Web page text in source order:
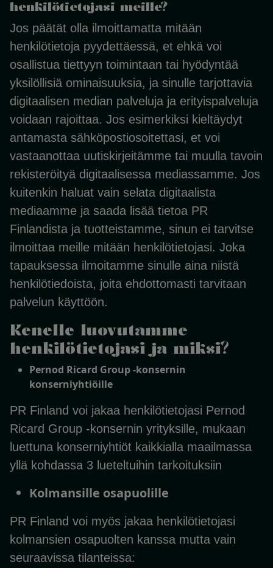
henkilötietojasi meille?
Jos päätät olla ilmoittamatta mitään
henkilötietoja pyydettäessä, et ehkä voi
osallistua tiettyyn toimintaan tai hyödyntää
yksilöllisiä ominaisuuksia, ja sinulle tarjottavia
digitaalisen median palveluja ja erityispalveluja
voidaan rajoittaa. Jos esimerkiksi kieltäydyt
antamasta sähköpostiosoitettasi, et voi
vastaanottaa uutiskirjeitämme tai muulla tavoin
rekisteröityä digitaalisessa mediassamme. Jos
kuitenkin haluat vain selata digitaalista
mediaamme ja saada lisää tietoa PR
Finlandista ja tuotteistamme, sinun ei tarvitse
ilmoittaa meille mitään henkilötietojasi. Joka
tapauksessa ilmoitamme sinulle aina niistä
henkilötiedoista, joita ehdottomasti tarvitaan
palvelun käyttöön.
Kenelle luovutamme
henkilötietojasi ja miksi?
Pernod Ricard Group -konsernin
konserniyhtiöille
PR Finland voi jakaa henkilötietojasi Pernod
Ricard Group -konsernin yrityksille, mukaan
luettuna konserniyhtiöt kaikkialla maailmassa
yllä kohdassa 3 lueteltuihin tarkoituksiin
Kolmansille osapuolille
PR Finland voi myös jakaa henkilötietojasi
kolmansien osapuolten kanssa mutta vain
seuraavissa tilanteissa: